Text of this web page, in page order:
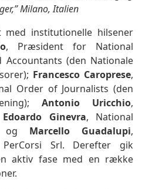
Milano, Italien
med institutionelle hilsener
, Præsident for National
Accountants (den Nationale
Francesco Caroprese,
Order of Journalists (den
Antonio Uricchio,
Edoardo Ginevra, National
og Marcello Guadalupi,
Srl. Derefter gik
aktiv fase med en række